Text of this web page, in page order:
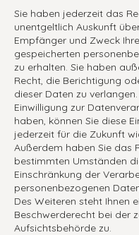
Sie haben jederzeit das
unentgeltlich Auskunft
Empfänger und Zweck
gespeicherten
zu erhalten. Sie haben
Recht, die Berichtigung
dieser Daten zu
Einwilligung zur
haben, können Sie diese
jederzeit für die Zukunft
Außerdem haben Sie das
bestimmten Umständen
Einschränkung der
personenbezogenen
Des Weiteren steht Ihnen
Beschwerderecht bei der
Aufsichtsbehörde zu.